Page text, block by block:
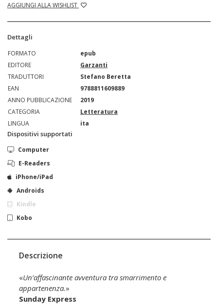
AGGIUNGI ALLA WISHLIST
Dettagli
FORMATO
epub
EDITORE
Garzanti
TRADUTTORI
Stefano Beretta
EAN
9788811609889
ANNO PUBBLICAZIONE
2019
CATEGORIA
Letteratura
LINGUA
ita
Dispositivi supportati
Computer
E-Readers
iPhone/iPad
Androids
Kindle
Kobo
Descrizione
«Un’affascinante avventura tra smarrimento e
appartenenza.»
Sunday Express